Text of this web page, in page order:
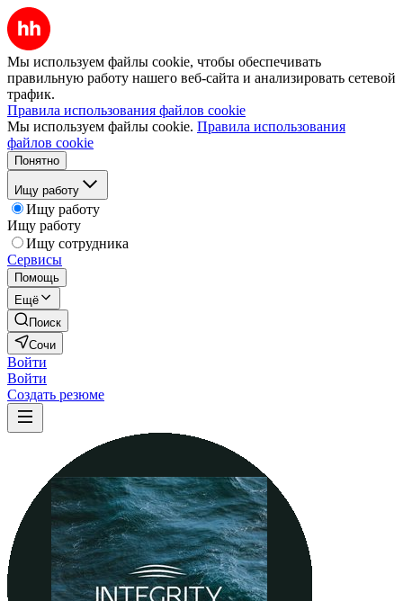
Мы используем файлы cookie, чтобы обеспечивать
правильную работу нашего веб-сайта и анализировать сетевой
трафик.
Правила использования файлов cookie
Мы используем файлы cookie. Правила использования
файлов cookie
Понятно
Ищу работу
Ищу работу
Ищу работу
Ищу сотрудника
Сервисы
Помощь
Ещё
Поиск
Сочи
Войти
Войти
Создать резюме